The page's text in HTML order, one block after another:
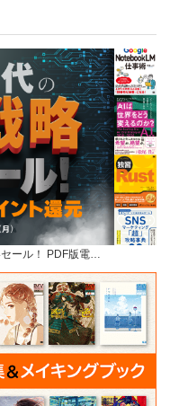
セール！ PDF版電…